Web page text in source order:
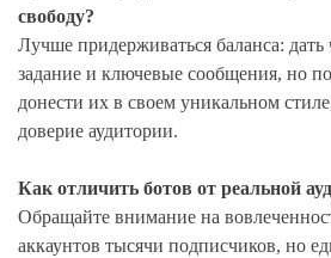
свободу?
Лучше придерживаться баланса: дать
задание и ключевые сообщения, но
донести их в своем уникальном
доверие аудитории.
Как отличить ботов от реальной
Обращайте внимание на
аккаунтов тысячи подписчиков, но